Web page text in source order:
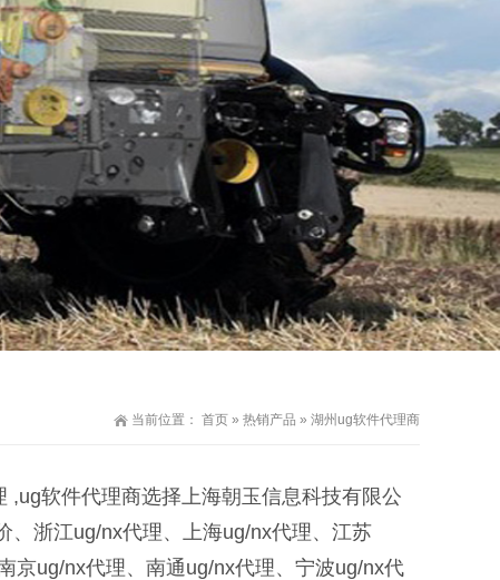
当前位置： 首页 » 热销产品 » 湖州ug软件代理商
,ug软件代理商选择上海朝玉信息科技有限公
、浙江ug/nx代理、上海ug/nx代理、江苏
京ug/nx代理、南通ug/nx代理、宁波ug/nx代